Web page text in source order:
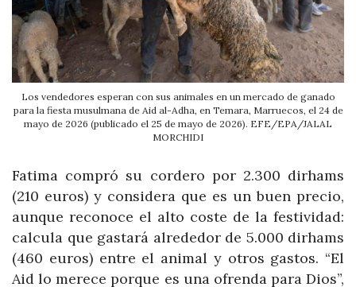
Los vendedores esperan con sus animales en un mercado de ganado
para la fiesta musulmana de Aid al-Adha, en Temara, Marruecos, el 24 de
mayo de 2026 (publicado el 25 de mayo de 2026). EFE/EPA/JALAL
MORCHIDI
Fatima compró su cordero por 2.300 dirhams
(210 euros) y considera que es un buen precio,
aunque reconoce el alto coste de la festividad:
calcula que gastará alrededor de 5.000 dirhams
(460 euros) entre el animal y otros gastos. “El
Aid lo merece porque es una ofrenda para Dios”,